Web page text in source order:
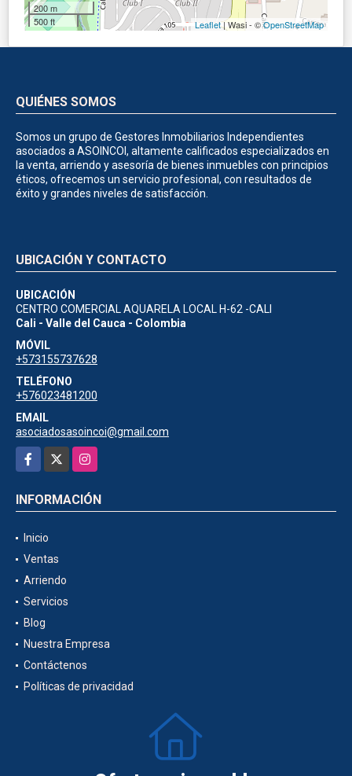
200 m
500 ft
Leaflet| Wasi - ©OpenStreetMap
QUIÉNES SOMOS
Somos un grupo de Gestores Inmobiliarios Independientes
asociados a ASOINCOI, altamente calificados especializados en
la venta, arriendo y asesoría de bienes inmuebles con principios
éticos, ofrecemos un servicio profesional, con resultados de
éxito y grandes niveles de satisfacción.
UBICACIÓN Y CONTACTO
UBICACIÓN
CENTRO COMERCIAL AQUARELA LOCAL H-62 -CALI
Cali - Valle del Cauca - Colombia
MÓVIL
+573155737628
TELÉFONO
+576023481200
EMAIL
asociadosasoincoi@gmail.com
Facebook
Instagram
INFORMACIÓN
Inicio
Ventas
Arriendo
Servicios
Blog
Nuestra Empresa
Contáctenos
Políticas de privacidad